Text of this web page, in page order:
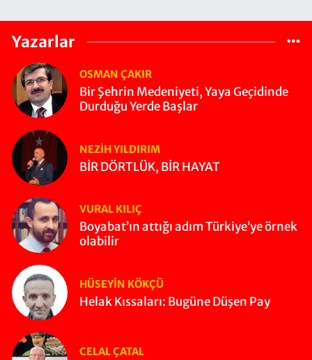
Yazarlar
OSMAN ÇAKIR
Bir Şehrin Medeniyeti, Yaya Geçidinde
Durduğu Yerde Başlar
NEZIH YILDIRIM
BİR DÖRTLÜK, BİR HAYAT
VURAL KILIÇ
Boyabat’ın attığı adım Türkiye’ye örnek
olabilir
HÜSEYIN KÖKÇÜ
Helak Kıssaları: Bugüne Düşen Pay
CELAL ÇATAL